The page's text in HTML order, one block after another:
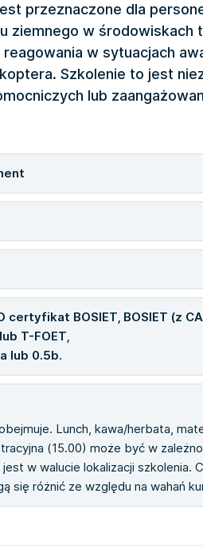
przeznaczone dla
ziemnego w środowiskach
w sytuacjach
Szkolenie to jest
lub
BOSIET, BOSIET (z
T-FOET,
lub 0.5b.
Lunch, kawa/herbata,
(15.00) może być w
w walucie lokalizacji szkolenia.
się różnić ze względu na wahań